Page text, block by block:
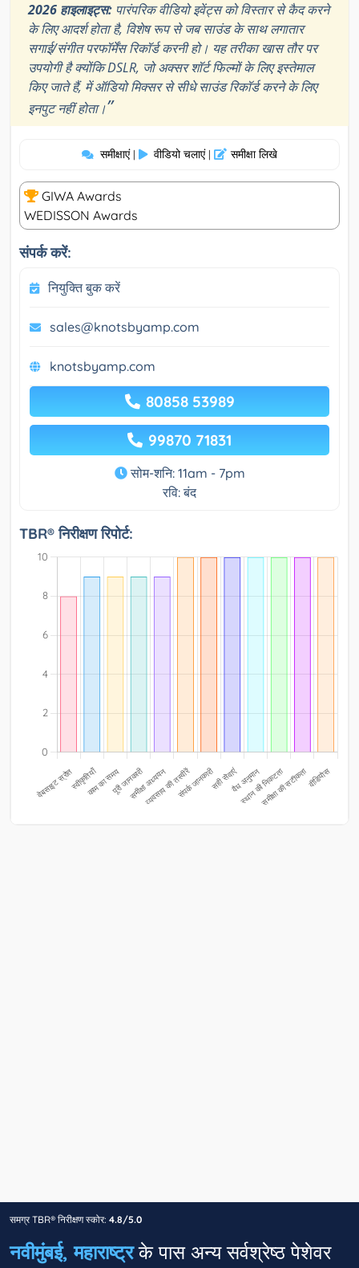
2026 हाइलाइट्स: पारंपरिक वीडियो इवेंट्स को विस्तार से कैद करने
के लिए आदर्श होता है, विशेष रूप से जब साउंड के साथ लगातार
सगाई/संगीत परफॉर्मेंस रिकॉर्ड करनी हो। यह तरीका खास तौर पर
उपयोगी है क्योंकि DSLR, जो अक्सर शॉर्ट फिल्मों के लिए इस्तेमाल
किए जाते हैं, में ऑडियो मिक्सर से सीधे साउंड रिकॉर्ड करने के लिए
इनपुट नहीं होता।”
समीक्षाएं | वीडियो चलाएं | समीक्षा लिखे
GIWA Awards
WEDISSON Awards
संपर्क करें:
नियुक्ति बुक करें
sales@knotsbyamp.com
knotsbyamp.com
80858 53989
99870 71831
सोम-शनि: 11am - 7pm
रवि: बंद
TBR® निरीक्षण रिपोर्ट:
समग्र TBR® निरीक्षण स्कोर: 4.8/5.0
नवीमुंबई, महाराष्ट्रके पास अन्य सर्वश्रेष्ठ पेशेवर